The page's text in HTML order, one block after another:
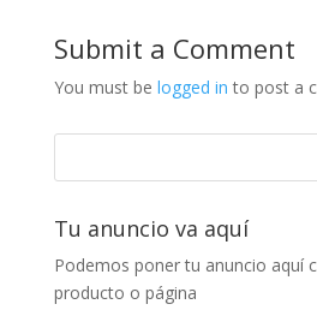
Submit a Comment
You must be logged in to post a
Tu anuncio va aquí
Podemos poner tu anuncio aquí
producto o página